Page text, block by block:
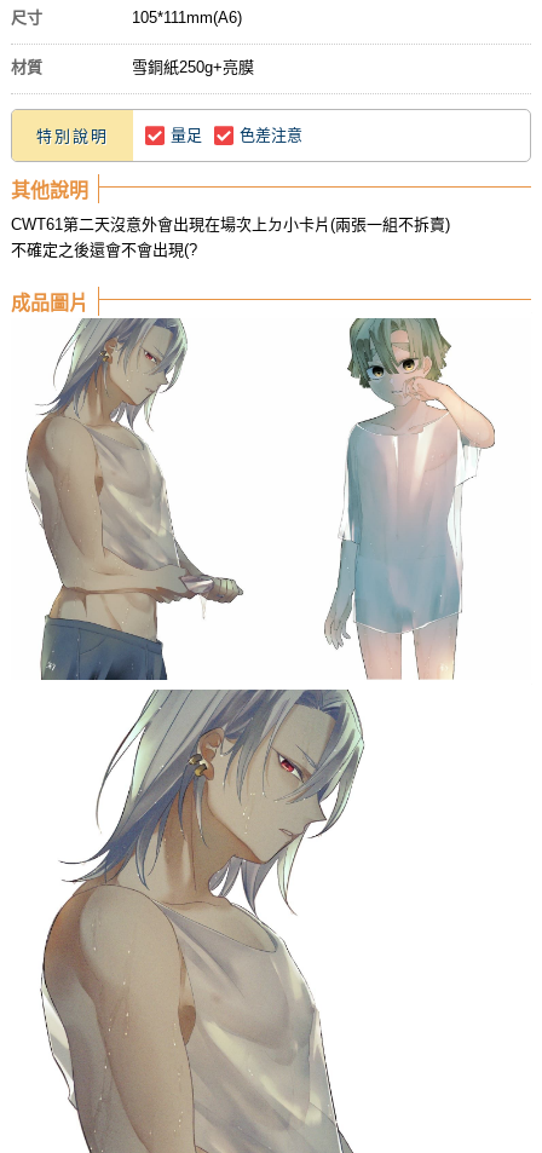
尺寸 105*111mm(A6)
材質 雪銅紙250g+亮膜
特別說明 量足 色差注意
其他說明
CWT61第二天沒意外會出現在場次上ㄉ小卡片(兩張一組不拆賣)
不確定之後還會不會出現(?
成品圖片